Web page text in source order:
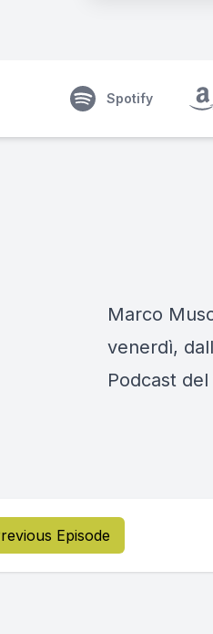
Spotify
Marco
venerdì,
Podcast
Episode